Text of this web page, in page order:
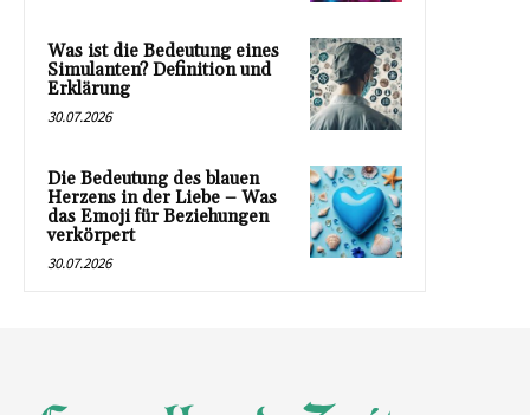
Was ist die Bedeutung eines
Simulanten? Definition und
Erklärung
30.07.2026
Die Bedeutung des blauen
Herzens in der Liebe – Was
das Emoji für Beziehungen
verkörpert
30.07.2026